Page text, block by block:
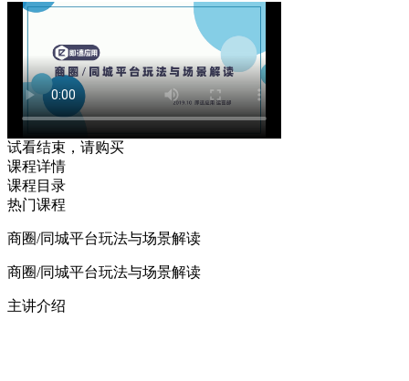
试看结束，请购买
课程详情
课程目录
热门课程
商圈/同城平台玩法与场景解读
商圈/同城平台玩法与场景解读
主讲介绍